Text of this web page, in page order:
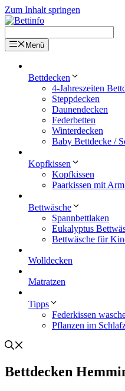
Zum Inhalt springen
Menü
Bettdecken
4-Jahreszeiten
Steppdecken
Daunendecken
Federbetten
Winterdecken
Baby Bettdecke /
Kopfkissen
Kopfkissen
Paarkissen mit
Bettwäsche
Spannbettlaken
Eukalyptus
Bettwäsche für
Wolldecken
Matratzen
Tipps
Federkissen
Pflanzen im
Bettdecken